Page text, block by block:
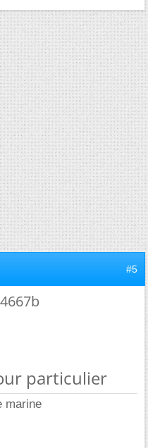
#5
particulier
marine